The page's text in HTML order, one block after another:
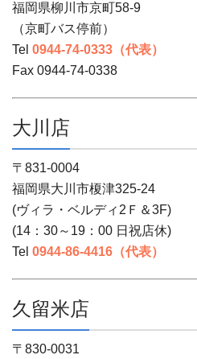
福岡県柳川市京町58-9
（京町バス停前）
Tel 0944-74-0333（代表）
Fax 0944-74-0338
大川店
〒831-0004
福岡県大川市榎津325-24
(ヴィラ・ベルディ2Ｆ＆3F)
(14：30～19：00 日祝店休)
Tel 0944-86-4416（代表）
久留米店
〒830-0031